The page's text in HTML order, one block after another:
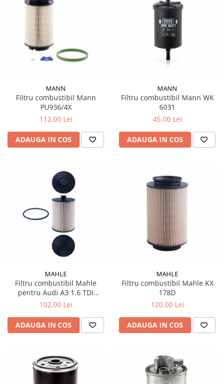
MANN
Filtru combustibil Mann
PU936/4X
112,00 Lei
ADAUGA IN COS
MANN
Filtru combustibil Mann WK
6031
45,00 Lei
ADAUGA IN COS
MAHLE
Filtru combustibil Mahle
pentru Audi A3 1.6 TDI
05.2009-08.2012
102,00 Lei
ADAUGA IN COS
MAHLE
Filtru combustibil Mahle KX
178D
120,00 Lei
ADAUGA IN COS